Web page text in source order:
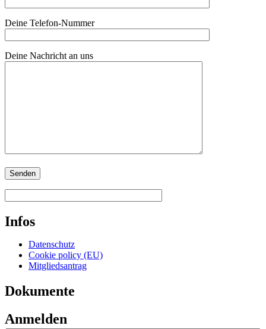
Deine Telefon-Nummer
Deine Nachricht an uns
Infos
Datenschutz
Cookie policy (EU)
Mitgliedsantrag
Dokumente
Anmelden